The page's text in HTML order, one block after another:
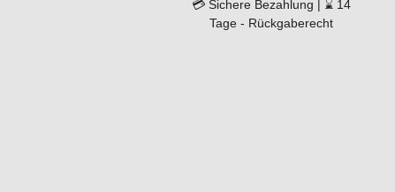
💳 Sichere Bezahlung | ⌛ 14
Tage - Rückgaberecht